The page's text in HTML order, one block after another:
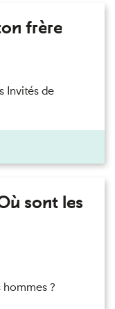
frère
Invités de
sont les
?